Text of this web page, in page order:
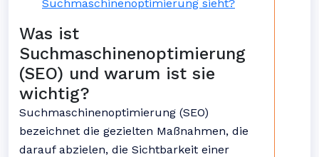
Suchmaschinenoptimierung sieht?
Was ist
Suchmaschinenoptimierung
(SEO) und warum ist sie
wichtig?
Suchmaschinenoptimierung (SEO)
bezeichnet die gezielten Maßnahmen, die
darauf abzielen, die Sichtbarkeit einer